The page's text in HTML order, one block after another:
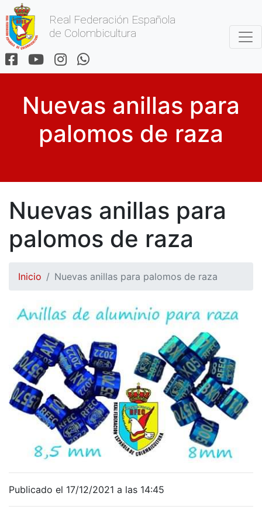
Real Federación Española
de Colombicultura
Nuevas anillas para
palomos de raza
Nuevas anillas para
palomos de raza
Inicio Nuevas anillas para palomos de raza
Publicado el 17/12/2021 a las 14:45